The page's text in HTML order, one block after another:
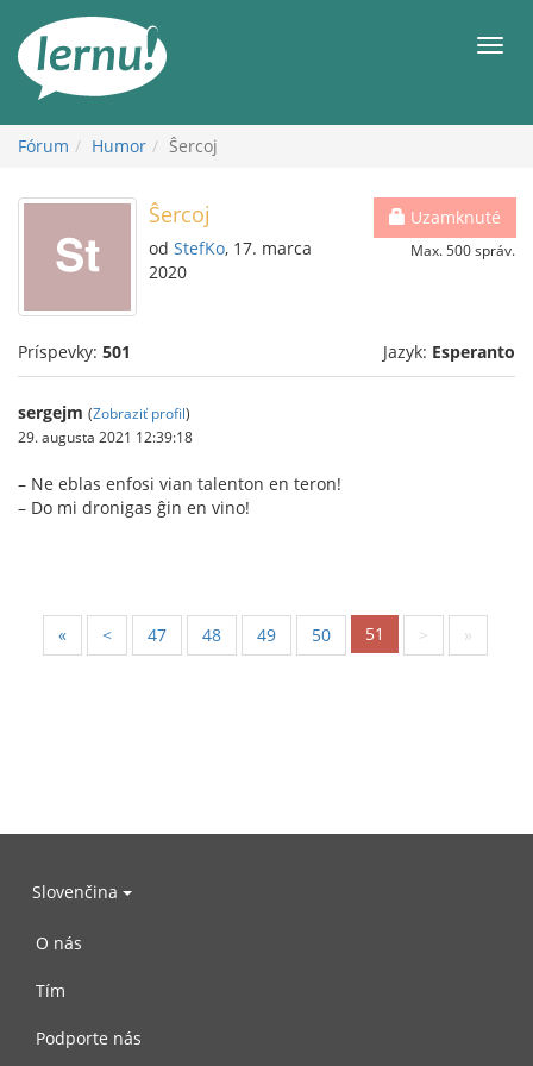
obsah
Fórum Humor Ŝercoj
Uzamknuté
Max. 500 správ.
Ŝercoj
od StefKo, 17. marca
2020
Príspevky: 501 Jazyk: Esperanto
sergejm (Zobraziť profil)
29. augusta 2021 12:39:18
– Ne eblas enfosi vian talenton en teron!
– Do mi dronigas ĝin en vino!
« < 47 48 49 50 51 > »
Slovenčina
O nás
Tím
Podporte nás